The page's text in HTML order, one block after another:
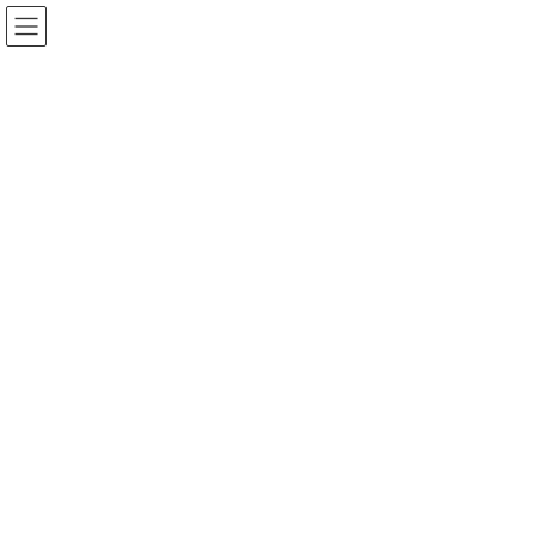
福岡県助産師会は、全国組織の（公社）日本助産師会と連携して、母子
とその家族・女性のために活動しています